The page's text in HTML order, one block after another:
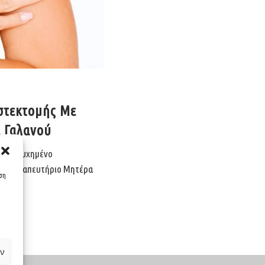
Με
επιτυχημένο
θεραπευτήριο Μητέρα